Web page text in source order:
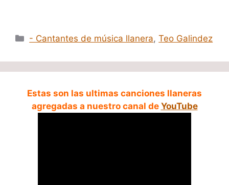
Categorías
- Cantantes de música llanera,Teo Galindez
Estas son las ultimas canciones llaneras
agregadas a nuestro canal de YouTube